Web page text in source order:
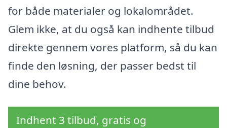
for både materialer og lokalområdet.
Glem ikke, at du også kan indhente tilbud
direkte gennem vores platform, så du kan
finde den løsning, der passer bedst til
dine behov.
Indhent 3 tilbud, gratis og